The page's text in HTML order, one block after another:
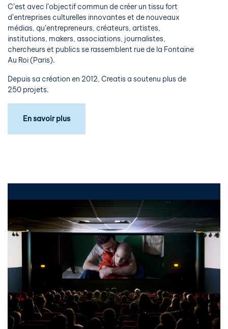
C’est avec l’objectif commun de créer un tissu fort
d’entreprises culturelles innovantes et de nouveaux
médias, qu’entrepreneurs, créateurs, artistes,
institutions, makers, associations, journalistes,
chercheurs et publics se rassemblent rue de la Fontaine
Au Roi (Paris).
Depuis sa création en 2012, Creatis a soutenu plus de
250 projets.
En savoir plus